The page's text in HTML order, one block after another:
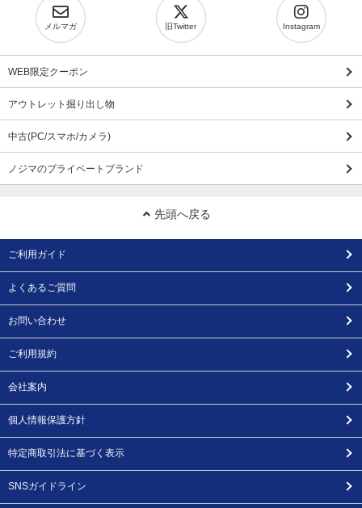
メルマガ 旧Twitter Instagram
WEB限定クーポン
アウトレット掘り出し物
中古(PC/スマホ/カメラ)
ノジマのプライベートブランド
先頭へ戻る
ご利用ガイド
よくあるご質問
お問い合わせ
ご利用規約
会社案内
個人情報保護方針
特定商取引法に基づく表示
SNSガイドライン